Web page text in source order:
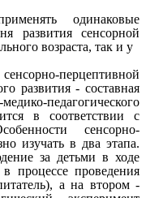
одинаковые
развития сенсорной
возраста, так и у
перцептивной
развития - составная
педагогического
в соответствии с
сенсорно-
изучать в два этапа.
за детьми в ходе
процессе проведения
а на втором -